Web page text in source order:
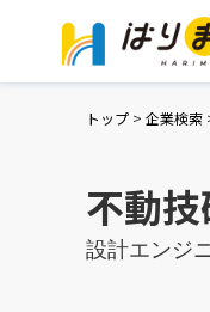
トップ > 企業検索
不動
設計エンジ